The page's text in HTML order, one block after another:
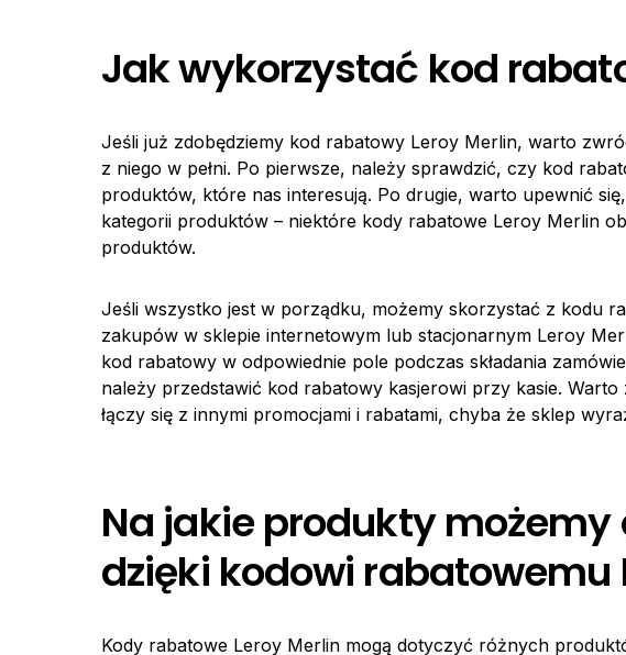
Jak wykorzystać kod
Jeśli już zdobędziemy kod rabatowy Leroy Merlin, warto
z niego w pełni. Po pierwsze, należy sprawdzić, czy kod
produktów, które nas interesują. Po drugie, warto upewnić
kategorii produktów – niektóre kody rabatowe Leroy Merlin
produktów.
Jeśli wszystko jest w porządku, możemy skorzystać z kodu
zakupów w sklepie internetowym lub stacjonarnym Leroy
kod rabatowy w odpowiednie pole podczas składania
należy przedstawić kod rabatowy kasjerowi przy kasie.
łączy się z innymi promocjami i rabatami, chyba że sklep
Na jakie produkty możemy
dzięki kodowi rabatowemu
Kody rabatowe Leroy Merlin mogą dotyczyć różnych